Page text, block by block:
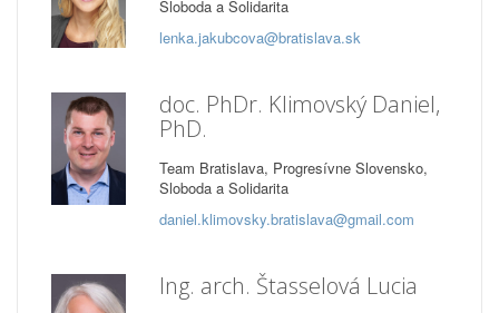
Sloboda a Solidarita
lenka.jakubcova@bratislava.sk
doc. PhDr. Klimovský Daniel,
PhD.
Team Bratislava, Progresívne Slovensko,
Sloboda a Solidarita
daniel.klimovsky.bratislava@gmail.com
Ing. arch. Štasselová Lucia